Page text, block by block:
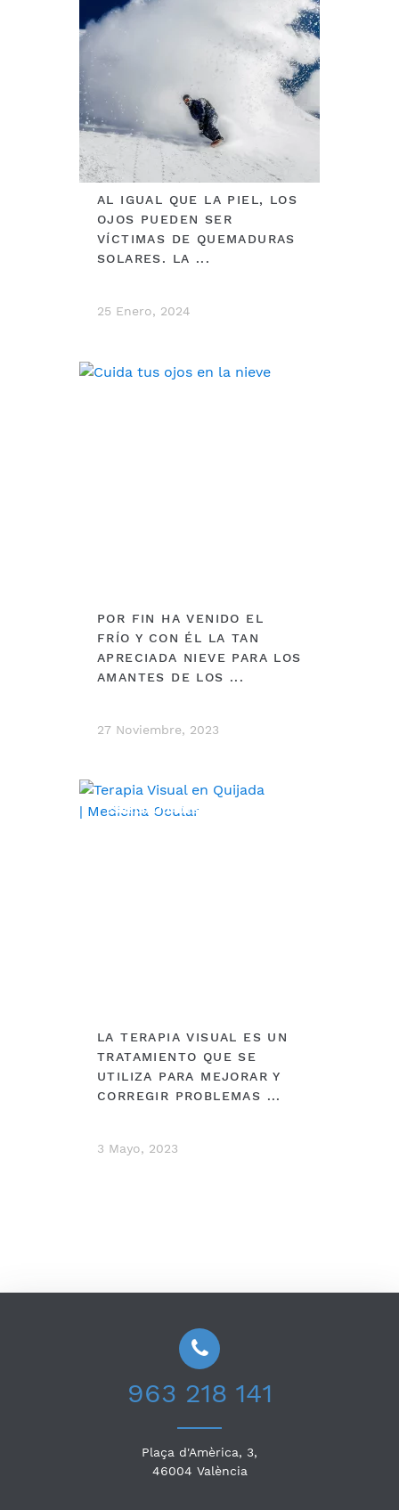
AL IGUAL QUE LA PIEL, LOS
OJOS PUEDEN SER
VÍCTIMAS DE QUEMADURAS
SOLARES. LA ...
25 Enero, 2024
POR FIN HA VENIDO EL
FRÍO Y CON ÉL LA TAN
APRECIADA NIEVE PARA LOS
AMANTES DE LOS ...
27 Noviembre, 2023
ESPECIALIDADES
LA TERAPIA VISUAL ES UN
TRATAMIENTO QUE SE
UTILIZA PARA MEJORAR Y
CORREGIR PROBLEMAS ...
3 Mayo, 2023
963 218 141
Plaça d'Amèrica, 3,
46004 València